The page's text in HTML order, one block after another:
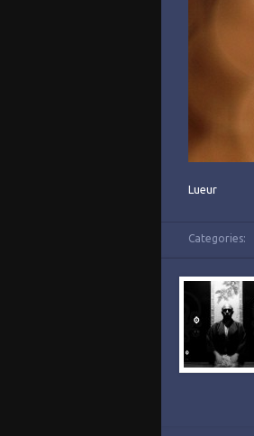
Lueur
Categories: